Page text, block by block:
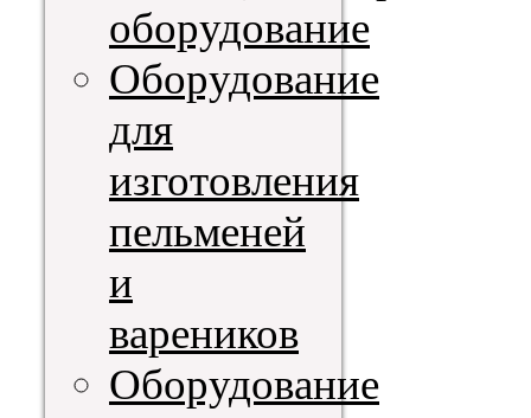
оборудование
Оборудование
для
изготовления
пельменей
и
вареников
Оборудование